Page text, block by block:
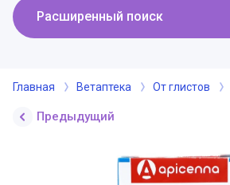
Расширенный поиск
Главная Ветаптека От глистов
Предыдущий